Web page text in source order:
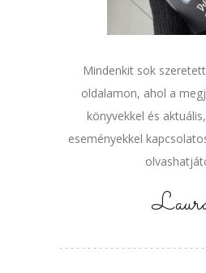
Mindenkit sok
oldalamon, ahol a
könyvekkel és
eseményekkel